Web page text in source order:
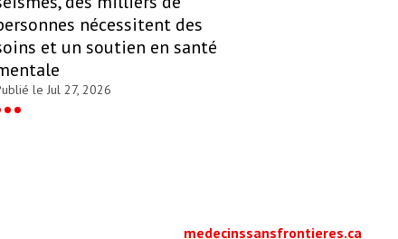
nécessitent des
et un soutien en santé
le Jul 27, 2026
medecinssansfrontieres.ca